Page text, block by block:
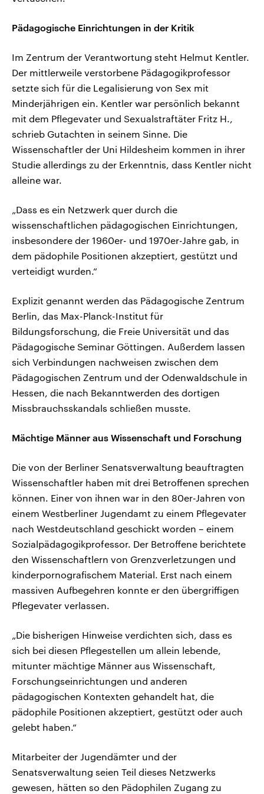
Pädagogische Einrichtungen in der Kritik
Im Zentrum der Verantwortung steht Helmut Kentler.
Der mittlerweile verstorbene Pädagogikprofessor
setzte sich für die Legalisierung von Sex mit
Minderjährigen ein. Kentler war persönlich bekannt
mit dem Pflegevater und Sexualstraftäter Fritz H.,
schrieb Gutachten in seinem Sinne. Die
Wissenschaftler der Uni Hildesheim kommen in ihrer
Studie allerdings zu der Erkenntnis, dass Kentler nicht
alleine war.
„Dass es ein Netzwerk quer durch die
wissenschaftlichen pädagogischen Einrichtungen,
insbesondere der 1960er- und 1970er-Jahre gab, in
dem pädophile Positionen akzeptiert, gestützt und
verteidigt wurden.“
Explizit genannt werden das Pädagogische Zentrum
Berlin, das Max-Planck-Institut für
Bildungsforschung, die Freie Universität und das
Pädagogische Seminar Göttingen. Außerdem lassen
sich Verbindungen nachweisen zwischen dem
Pädagogischen Zentrum und der Odenwaldschule in
Hessen, die nach Bekanntwerden des dortigen
Missbrauchsskandals schließen musste.
Mächtige Männer aus Wissenschaft und Forschung
Die von der Berliner Senatsverwaltung beauftragten
Wissenschaftler haben mit drei Betroffenen sprechen
können. Einer von ihnen war in den 80er-Jahren von
einem Westberliner Jugendamt zu einem Pflegevater
nach Westdeutschland geschickt worden – einem
Sozialpädagogikprofessor. Der Betroffene berichtete
den Wissenschaftlern von Grenzverletzungen und
kinderpornografischem Material. Erst nach einem
massiven Aufbegehren konnte er den übergriffigen
Pflegevater verlassen.
„Die bisherigen Hinweise verdichten sich, dass es
sich bei diesen Pflegestellen um allein lebende,
mitunter mächtige Männer aus Wissenschaft,
Forschungseinrichtungen und anderen
pädagogischen Kontexten gehandelt hat, die
pädophile Positionen akzeptiert, gestützt oder auch
gelebt haben.“
Mitarbeiter der Jugendämter und der
Senatsverwaltung seien Teil dieses Netzwerks
gewesen, hätten so den Pädophilen Zugang zu